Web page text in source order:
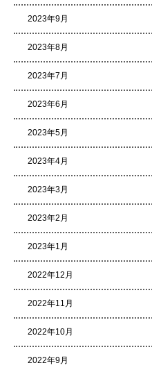
2023年9月
2023年8月
2023年7月
2023年6月
2023年5月
2023年4月
2023年3月
2023年2月
2023年1月
2022年12月
2022年11月
2022年10月
2022年9月